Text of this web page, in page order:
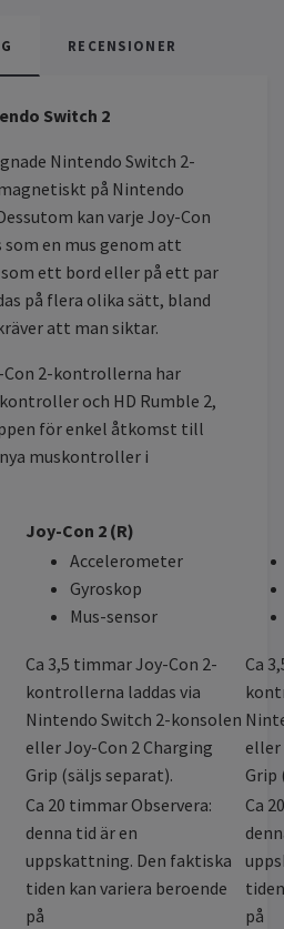
RECENSIONER
Switch 2
Nintendo Switch 2-
på Nintendo
kan varje Joy-Con
en mus genom att
som ett bord eller på ett par
på flera olika sätt, bland
att man siktar.
Con 2-kontrollerna har
och HD Rumble 2,
för enkel åtkomst till
muskontroller i
Joy-Con 2 (R)
Accelerometer
Gyroskop
Mus-sensor
Ca 3,5 timmar Joy-Con 2-
kontrollerna laddas via
Nintendo Switch 2-konsolen
eller Joy-Con 2 Charging
Grip (säljs separat).
Ca
eller
Grip
Ca 20 timmar Observera:
denna tid är en
uppskattning. Den faktiska
tiden kan variera beroende
på
Ca
på